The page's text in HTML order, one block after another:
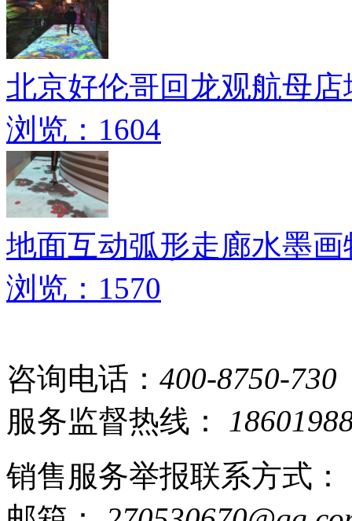
北京好伦哥回龙观航母
浏览：1604
地面互动弧形走廊水墨画
浏览：1570
咨询电话： 400-8750-730
服务监督热线：
销售服务举报联系方式：